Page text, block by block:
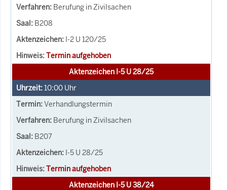
Berufung in Zivilsachen
B208
I-2 U 120/25
Termin aufgehoben
Aktenzeichen I-5 U 28/25
10:00 Uhr
Verhandlungstermin
Berufung in Zivilsachen
B207
I-5 U 28/25
Termin aufgehoben
Aktenzeichen I-5 U 38/24